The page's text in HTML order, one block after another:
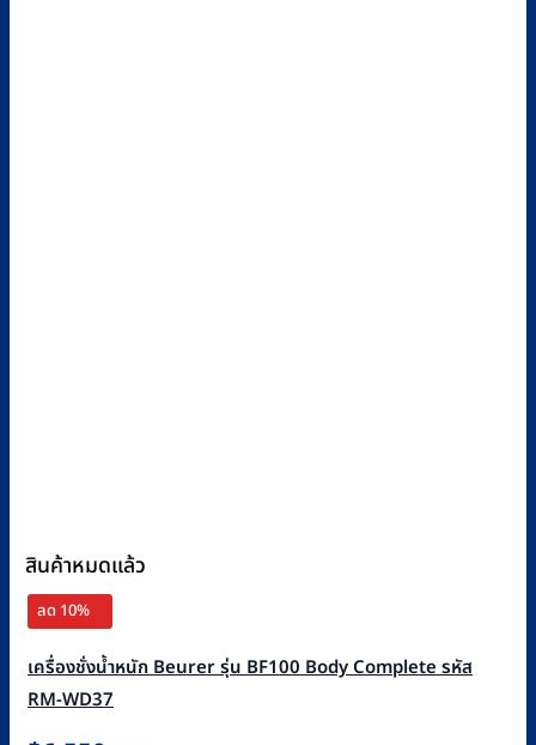
สินค้าหมดแล้ว
ลด 10%
เครื่องชั่งน้ำหนัก Beurer รุ่น BF100 Body Complete รหัส
RM-WD37